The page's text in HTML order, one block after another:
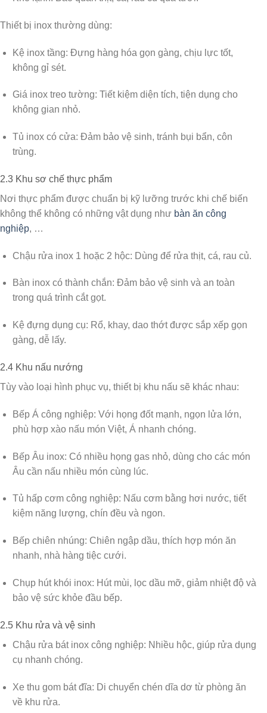
Thiết bị inox thường dùng:
Kệ inox tầng: Đựng hàng hóa gọn gàng, chịu lực tốt,
không gỉ sét.
Giá inox treo tường: Tiết kiệm diện tích, tiện dụng cho
không gian nhỏ.
Tủ inox có cửa: Đảm bảo vệ sinh, tránh bụi bẩn, côn
trùng.
2.3 Khu sơ chế thực phẩm
Nơi thực phẩm được chuẩn bị kỹ lưỡng trước khi chế biến
không thể không có những vật dụng như bàn ăn công
nghiệp, …
Chậu rửa inox 1 hoặc 2 hộc: Dùng để rửa thịt, cá, rau củ.
Bàn inox có thành chắn: Đảm bảo vệ sinh và an toàn
trong quá trình cắt gọt.
Kệ đựng dụng cụ: Rổ, khay, dao thớt được sắp xếp gọn
gàng, dễ lấy.
2.4 Khu nấu nướng
Tùy vào loại hình phục vụ, thiết bị khu nấu sẽ khác nhau:
Bếp Á công nghiệp: Với họng đốt mạnh, ngọn lửa lớn,
phù hợp xào nấu món Việt, Á nhanh chóng.
Bếp Âu inox: Có nhiều họng gas nhỏ, dùng cho các món
Âu cần nấu nhiều món cùng lúc.
Tủ hấp cơm công nghiệp: Nấu cơm bằng hơi nước, tiết
kiệm năng lượng, chín đều và ngon.
Bếp chiên nhúng: Chiên ngập dầu, thích hợp món ăn
nhanh, nhà hàng tiệc cưới.
Chụp hút khói inox: Hút mùi, lọc dầu mỡ, giảm nhiệt độ và
bảo vệ sức khỏe đầu bếp.
2.5 Khu rửa và vệ sinh
Chậu rửa bát inox công nghiệp: Nhiều hộc, giúp rửa dụng
cụ nhanh chóng.
Xe thu gom bát đĩa: Di chuyển chén dĩa dơ từ phòng ăn
về khu rửa.